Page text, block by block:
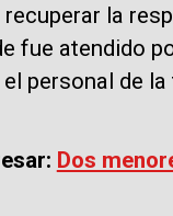
la
fue atendido
personal de
Dos